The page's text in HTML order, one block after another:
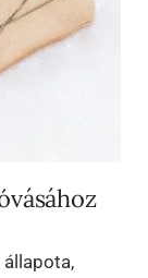
állapota,